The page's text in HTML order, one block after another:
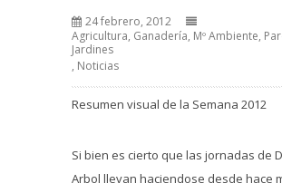
24 febrero, 2012
Agricultura, Ganadería, Mº Ambiente,
Jardines
, Noticias
Resumen visual de la Semana 2012
Si bien es cierto que las jornadas de
Arbol llevan haciendose desde hace